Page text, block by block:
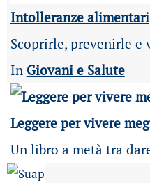
Intolleranze alimentari
Scoprirle, prevenirle e
In Giovani e Salute
Leggere per vivere
Un libro a metà tra